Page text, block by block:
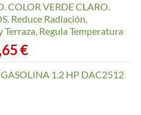
COLOR VERDE CLARO.
Reduce Radiación,
Regula Temperatura
€Rango
precios:1.2 HP DAC2512